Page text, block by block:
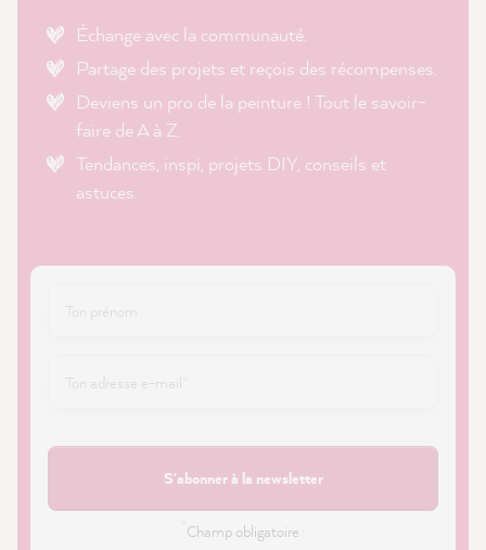
Échange avec la communauté.
Partage des projets et reçois des récompenses.
Deviens un pro de la peinture ! Tout le savoir-
faire de A à Z.
Tendances, inspi, projets DIY, conseils et
astuces.
S'abonner à la newsletter
Champ obligatoire ·